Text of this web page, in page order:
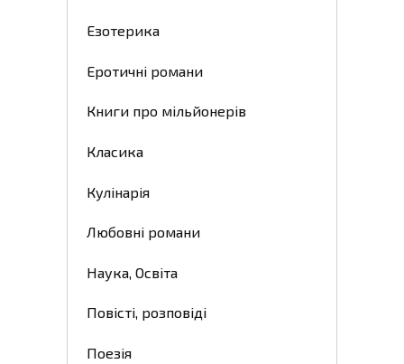
Езотерика
Еротичні романи
Книги про мільйонерів
Класика
Кулінарія
Любовні романи
Наука, Освіта
Повісті, розповіді
Поезія